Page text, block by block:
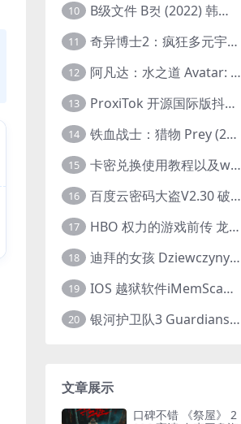
10 B级文件 B컷 (2022) 韩国大尺度剧情电影 1080P 中字
11 奇异博士2：疯狂多元宇宙 Doctor Strange in the Multiverse of Madness (2022) 高清版1080p
12 阿凡达：水之道 Avatar: The Way of Water (2022) 1080p 2k 4k 中文字幕
13 ProxiTok 开源国际版抖音TikTok网页版 国内网络直连
14 铁血战士：猎物 Prey (2022) 中英字幕 1080P
15 卡密兑换使用教程以及windows使用教程
16 百度云密码大盗V2.30 破解分享链接提取码
17 HBO 权力的游戏前传 龙之家族 House of the Dragon (2022) 中字 1080P 更新4集
18 迪拜的女孩 Dziewczyny z Dubaju (2021) 1080P 中字
19 IOS 越狱软件iMemScan version1.2.6 游戏内存修改器
20 银河护卫队3 Guardians of the Galaxy Vol. 3 (2023)4K高清资源1080p只分享精品
文章展示
口碑不错 《祭屋》 2